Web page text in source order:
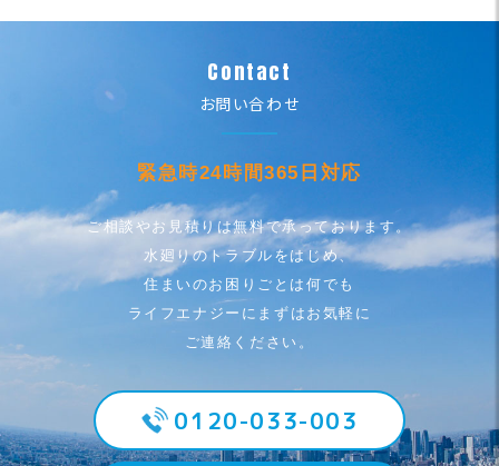
Contact
お問い合わせ
緊急時24時間365日対応
ご相談やお見積りは無料で承っております。
水廻りのトラブルをはじめ、
住まいのお困りごとは何でも
ライフエナジーにまずはお気軽に
ご連絡ください。
0120-033-003